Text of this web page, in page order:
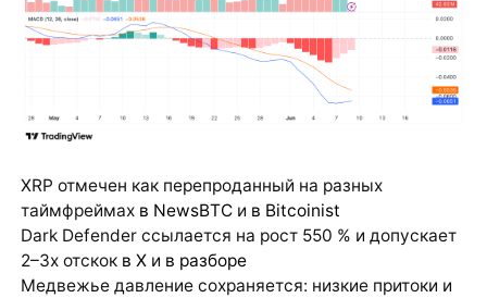
XRP отмечен как перепроданный на разных
таймфреймах в NewsBTCи в Bitcoinist
Dark Defender ссылается на рост 550 % и допускает
2–3x отскок в Xи в разборе
Медвежье давление сохраняется: низкие притоки и